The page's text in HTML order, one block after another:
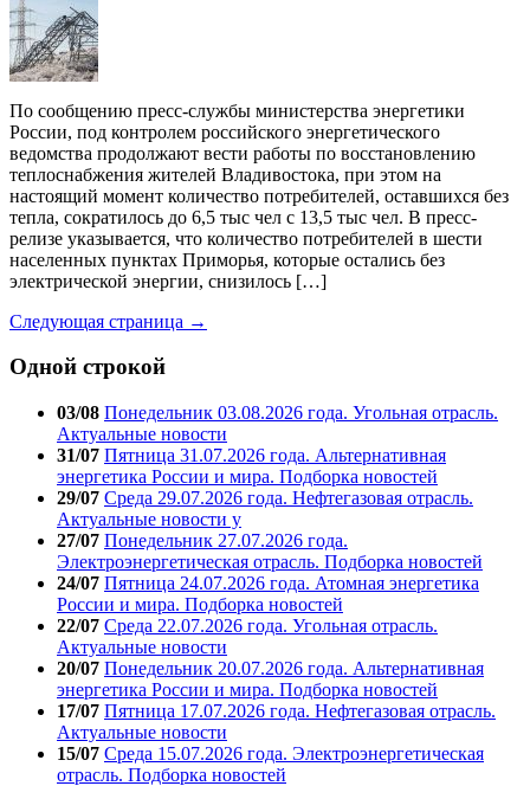
По сообщению пресс-службы министерства энергетики
России, под контролем российского энергетического
ведомства продолжают вести работы по восстановлению
теплоснабжения жителей Владивостока, при этом на
настоящий момент количество потребителей, оставшихся без
тепла, сократилось до 6,5 тыс чел с 13,5 тыс чел. В пресс-
релизе указывается, что количество потребителей в шести
населенных пунктах Приморья, которые остались без
электрической энергии, снизилось […]
Следующая страница →
Одной строкой
03/08 Понедельник 03.08.2026 года. Угольная отрасль.
Актуальные новости
31/07 Пятница 31.07.2026 года. Альтернативная
энергетика России и мира. Подборка новостей
29/07 Среда 29.07.2026 года. Нефтегазовая отрасль.
Актуальные новости у
27/07 Понедельник 27.07.2026 года.
Электроэнергетическая отрасль. Подборка новостей
24/07 Пятница 24.07.2026 года. Атомная энергетика
России и мира. Подборка новостей
22/07 Среда 22.07.2026 года. Угольная отрасль.
Актуальные новости
20/07 Понедельник 20.07.2026 года. Альтернативная
энергетика России и мира. Подборка новостей
17/07 Пятница 17.07.2026 года. Нефтегазовая отрасль.
Актуальные новости
15/07 Среда 15.07.2026 года. Электроэнергетическая
отрасль. Подборка новостей